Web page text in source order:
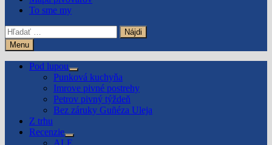
To sme my
Hľadať:
Menu
Pod lupou
Show
sub
menu
Punková kuchyňa
Imrove pivné postrehy
Petrov pivný týždeň
Bez záruky Guñéza Uleja
Z trhu
Recenzie
Show
ALE